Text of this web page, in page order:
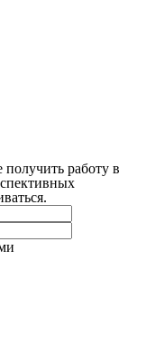
работу в